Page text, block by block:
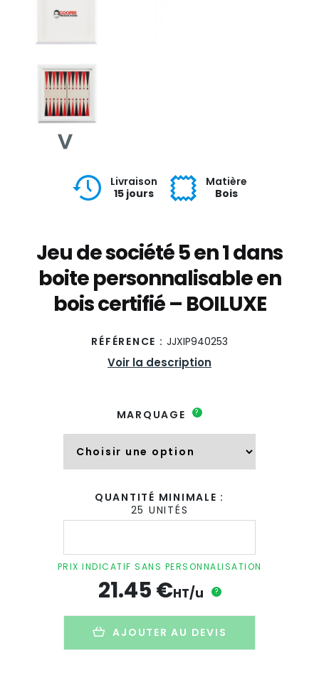
Livraison
15 jours
Matière
Bois
Jeu de société 5 en 1 dans
boite personnalisable en
bois certifié – BOILUXE
RÉFÉRENCE : JJXIP940253
Voir la description
MARQUAGE ?
QUANTITÉ MINIMALE :
25 UNITÉS
quantité
de
société
personnalisable
PRIX INDICATIF SANS PERSONNALISATION
21.45€HT/u ?
AJOUTER AU DEVIS